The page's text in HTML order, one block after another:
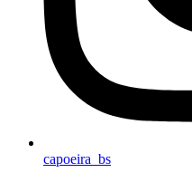
capoeira_bs